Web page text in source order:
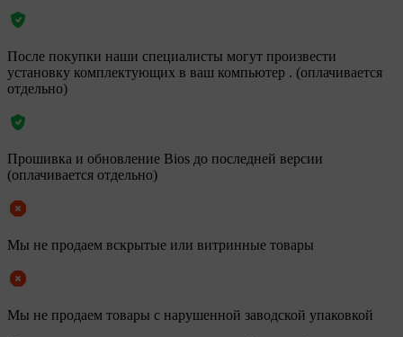
После покупки наши специалисты могут произвести
установку комплектующих в ваш компьютер . (оплачивается
отдельно)
Прошивка и обновление Bios до последней версии
(оплачивается отдельно)
Мы не продаем вскрытые или витринные товары
Мы не продаем товары с нарушенной заводской упаковкой